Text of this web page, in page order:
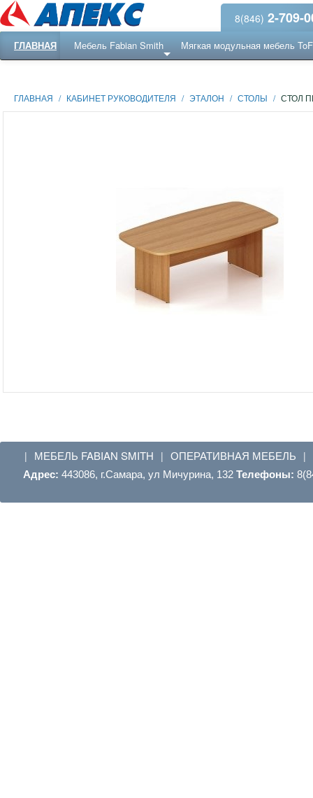
8(846) 2-709-
ГЛАВНАЯ Мебель Fabian Smith Мягкая модульная мебель
ГЛАВНАЯ / КАБИНЕТ РУКОВОДИТЕЛЯ / ЭТАЛОН / СТОЛЫ / СТОЛ
| МЕБЕЛЬ FABIAN SMITH | ОПЕРАТИВНАЯ МЕБЕЛЬ |
Адрес: 443086, г.Самара, ул Мичурина, 132 Телефоны: